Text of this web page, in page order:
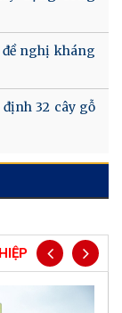
đề nghị kháng
32 cây gỗ